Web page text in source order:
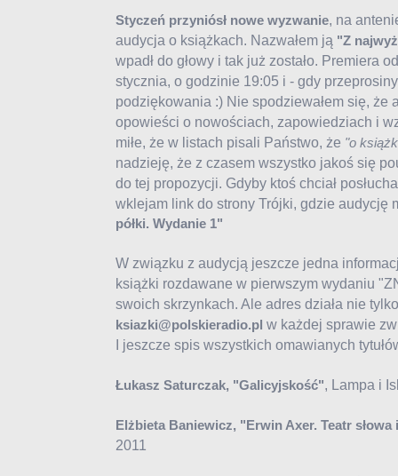
Styczeń przyniósł nowe wyzwanie, na
audycja o książkach. Nazwałem ją "Z
wpadł do głowy i tak już zostało. Premiera
stycznia, o godzinie 19:05 i - gdy
podziękowania :) Nie spodziewałem się, że
opowieści o nowościach, zapowiedziach i
miłe, że w listach pisali Państwo, że "o
nadzieję, że z czasem wszystko jakoś się
do tej propozycji. Gdyby ktoś chciał
wklejam link do strony Trójki, gdzie audycję
półki. Wydanie 1"
W związku z audycją jeszcze jedna
książki rozdawane w pierwszym wydaniu
swoich skrzynkach. Ale adres działa nie
ksiazki@polskieradio.pl w każdej sprawie
I jeszcze spis wszystkich omawianych
Łukasz Saturczak, "Galicyjskość", Lampa i
Elżbieta Baniewicz, "Erwin Axer. Teatr słowa
2011